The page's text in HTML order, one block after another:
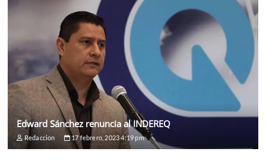
Edward Sánchez renuncia al INDEREQ
Redaccion 17 febrero, 2023 4:19 pm